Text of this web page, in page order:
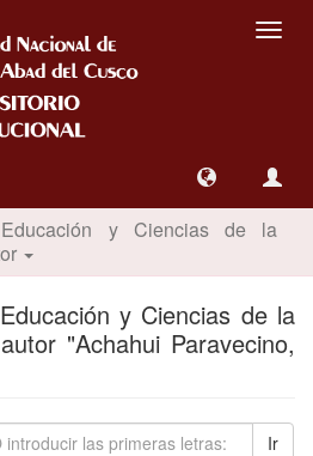
y Ciencias de la
y Ciencias de la
"Achahui Paravecino,
Ir